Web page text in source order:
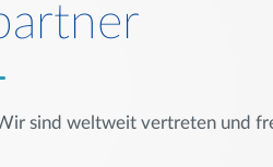
sind weltweit vertreten und